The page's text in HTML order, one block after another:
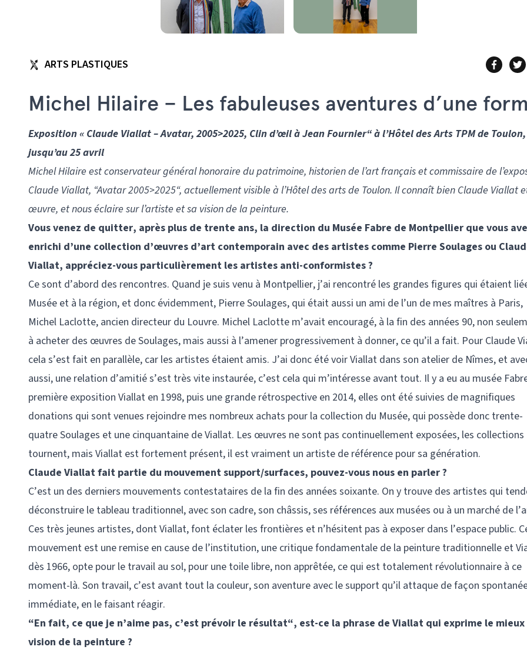
ARTS PLASTIQUES
Michel Hilaire – Les fabuleuses aventures d’une
Exposition « Claude Viallat – Avatar, 2005>2025, Clin d’œil à Jean Fournier“ à l’Hôtel des Arts TPM de Toulon,
jusqu’au 25 avril
Michel Hilaire est conservateur général honoraire du patrimoine, historien de l’art français et commissaire de
Claude Viallat, “Avatar 2005>2025“, actuellement visible à l’Hôtel des arts de Toulon. Il connaît bien Claude Viallat
œuvre, et nous éclaire sur l’artiste et sa vision de la peinture.
Vous venez de quitter, après plus de trente ans, la direction du Musée Fabre de Montpellier que vous
enrichi d’une collection d’œuvres d’art contemporain avec des artistes comme Pierre Soulages ou
Viallat, appréciez-vous particulièrement les artistes anti-conformistes ?
Ce sont d’abord des rencontres. Quand je suis venu à Montpellier, j’ai rencontré les grandes figures qui étaient
Musée et à la région, et donc évidemment, Pierre Soulages, qui était aussi un ami de l’un de mes maîtres à Paris,
Michel Laclotte, ancien directeur du Louvre. Michel Laclotte m’avait encouragé, à la fin des années 90, non
à acheter des œuvres de Soulages, mais aussi à l’amener progressivement à donner, ce qu’il a fait. Pour Claude
cela s’est fait en parallèle, car les artistes étaient amis. J’ai donc été voir Viallat dans son atelier de Nîmes, et
aussi, une relation d’amitié s’est très vite instaurée, c’est cela qui m’intéresse avant tout. Il y a eu au musée
première exposition Viallat en 1998, puis une grande rétrospective en 2014, elles ont été suivies de magnifiques
donations qui sont venues rejoindre mes nombreux achats pour la collection du Musée, qui possède donc trente-
quatre Soulages et une cinquantaine de Viallat. Les œuvres ne sont pas continuellement exposées, les collections
tournent, mais Viallat est fortement présent, il est vraiment un artiste de référence pour sa génération.
Claude Viallat fait partie du mouvement support/surfaces, pouvez-vous nous en parler ?
C’est un des derniers mouvements contestataires de la fin des années soixante. On y trouve des artistes qui
déconstruire le tableau traditionnel, avec son cadre, son châssis, ses références aux musées ou à un marché de
Ces très jeunes artistes, dont Viallat, font éclater les frontières et n’hésitent pas à exposer dans l’espace public.
mouvement est une remise en cause de l’institution, une critique fondamentale de la peinture traditionnelle et
dès 1966, opte pour le travail au sol, pour une toile libre, non apprêtée, ce qui est totalement révolutionnaire à ce
moment-là. Son travail, c’est avant tout la couleur, son aventure avec le support qu’il attaque de façon
immédiate, en le faisant réagir.
“En fait, ce que je n’aime pas, c’est prévoir le résultat“, est-ce la phrase de Viallat qui exprime le mieux
vision de la peinture ?